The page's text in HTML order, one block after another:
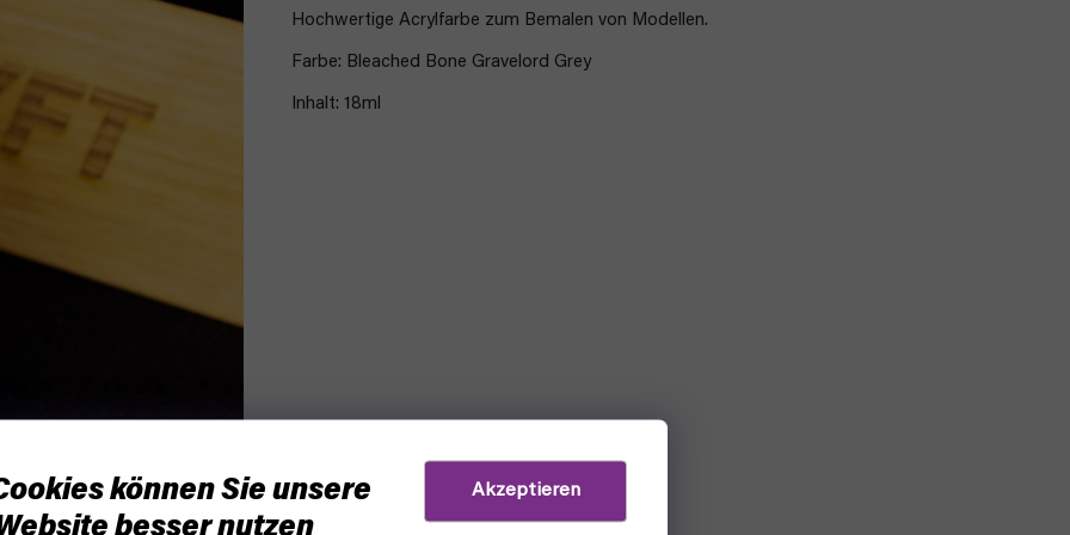
können Sie unsere
Akzeptieren
Hochwertige Acrylfarbe zum Bemalen von Modellen.
Farbe: Bleached Bone Gravelord Grey
Inhalt: 18ml